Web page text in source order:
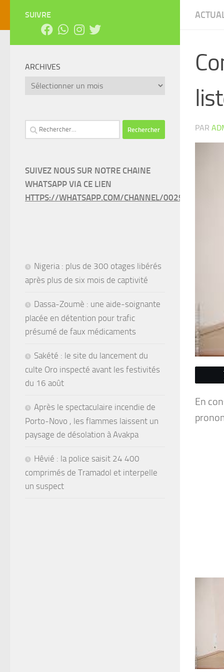
PAR
En
SUIVRE
ARCHIVES
Archives
Rechercher :
SUIVEZ NOUS SUR NOTRE CHAINE
WHATSAPP VIA CE LIEN
HTTPS://WHATSAPP.COM/CHANNEL/
Nigeria : plus de 300 otages libérés
après plus de six mois de captivité
Dassa-Zoumè : une aide-soignante
placée en détention pour trafic
présumé de faux médicaments
Sakété : le site du lancement du
culte Oro inspecté avant les festivités
du 16 août
Après le spectaculaire incendie de
Porto-Novo , les flammes laissent un
paysage de désolation à Avakpa
Hêvié : la police saisit 24 400
comprimés de Tramadol et interpelle
un suspect